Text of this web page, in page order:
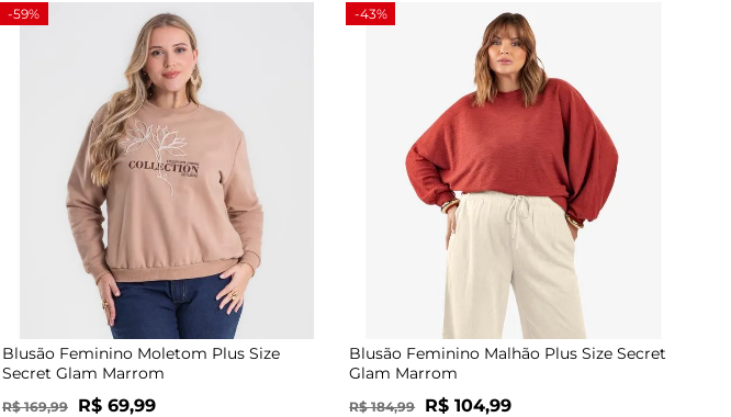
-59%
Blusão Feminino Moletom Plus Size
Secret Glam Marrom
R$ 169,99 R$ 69,99
-43%
Blusão Feminino Malhão Plus Size Secret
Glam Marrom
R$ 184,99 R$ 104,99